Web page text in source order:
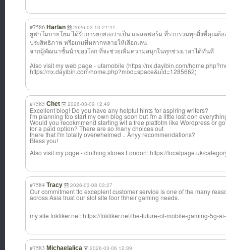
#7586 Harlan 2026-03-10 21:41
ยูฟ่าโมบายโฮม ได้รับการยกย่องว่าเป็น แพลตฟอร์ม ที่รวบรวมทุกสิ่งที่คุณต้อ
ประสิทธิภาพ หรือเกมที่หลากหลายให้เลือกเล่น
จากผู้พัฒนาชั้นนำของโลก ที่จะช่วยเพิ่มความสนุกในทุกช่วงเวลาได้ทันที
Also visit my web page - ufamobile (https://nx.dayibin.com/
https://nx.dayibin.com/home.php?mod=space&uid=1285662)
#7585 Chet 2026-03-09 12:49
Excellent blog! Do you have any helpful hints for aspiring writers?
I'm planning too start my own blog soon but I'm a little lost oon
Would you recokmmend starting wit a free platfotm like Wordpress or go
for a paid option? There are so many choices out
there that I'm totally overwhelmed .. Anyy recommendations?
Bless you!
Also visit my pqge - clothing stores London: https://localpage.uk/
#7584 Tracy 2026-03-08 03:27
Our commitment tto exceplent customer service is one of the many
across Asia trust our slot site foor thheir gaming needs.
my site tokliker.net: https://tokliker.net/the-future-of-mobile-gaming-5g-
#7583 Michaelalica 2026-03-06 12:39